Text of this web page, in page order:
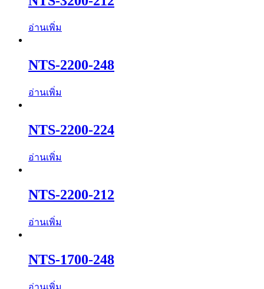
อ่านเพิ่ม
NTS-2200-248
อ่านเพิ่ม
NTS-2200-224
อ่านเพิ่ม
NTS-2200-212
อ่านเพิ่ม
NTS-1700-248
อ่านเพิ่ม